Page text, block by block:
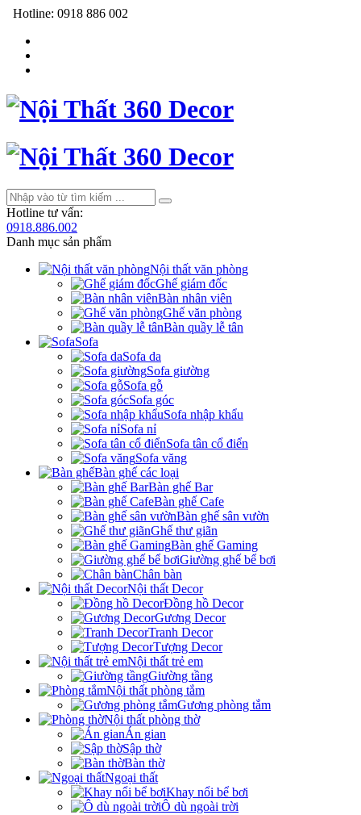
Hotline: 0918 886 002
Hotline tư vấn:
0918.886.002
Danh mục sản phẩm
Nội thất văn phòng
Ghế giám đốc
Bàn nhân viên
Ghế văn phòng
Bàn quầy lễ tân
Sofa
Sofa da
Sofa giường
Sofa gỗ
Sofa góc
Sofa nhập khẩu
Sofa nỉ
Sofa tân cổ điển
Sofa văng
Bàn ghế các loại
Bàn ghế Bar
Bàn ghế Cafe
Bàn ghế sân vườn
Ghế thư giãn
Bàn ghế Gaming
Giường ghế bể bơi
Chân bàn
Nội thất Decor
Đồng hồ Decor
Gương Decor
Tranh Decor
Tượng Decor
Nội thất trẻ em
Giường tầng
Nội thất phòng tắm
Gương phòng tắm
Nội thất phòng thờ
Án gian
Sập thờ
Bàn thờ
Ngoại thất
Khay nổi bể bơi
Ô dù ngoài trời